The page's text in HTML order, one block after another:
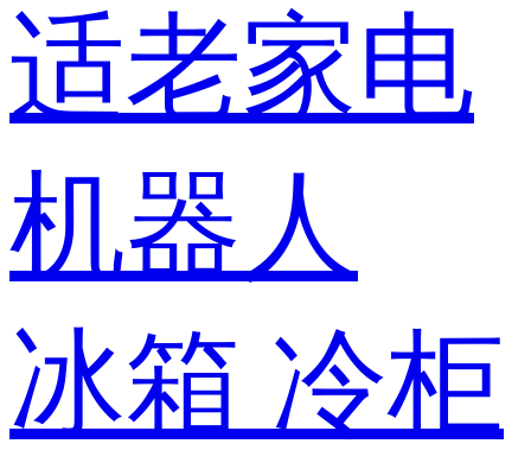
适老家电
机器人
冰箱 冷柜